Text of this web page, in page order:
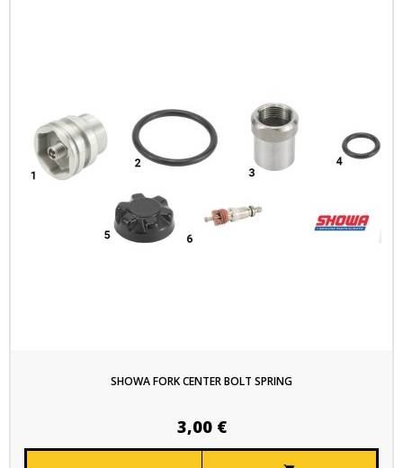
SHOWA FORK CENTER BOLT SPRING
3,00 €